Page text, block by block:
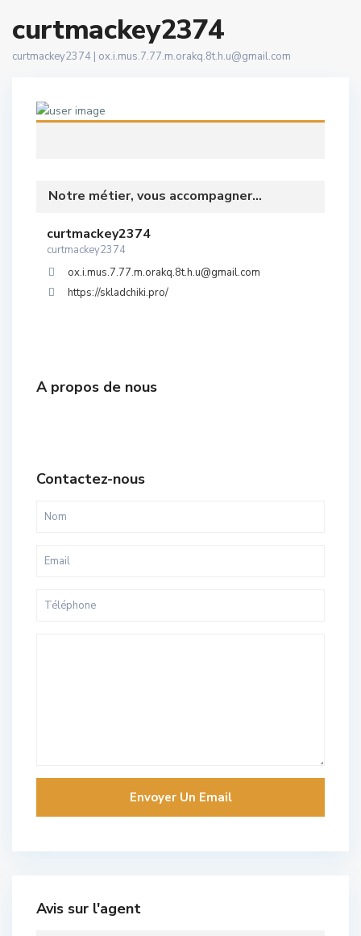
curtmackey2374
curtmackey2374 | ox.i.mus.7.77.m.orakq.8t.h.u@gmail.com
Notre métier, vous accompagner...
curtmackey2374
curtmackey2374
ox.i.mus.7.77.m.orakq.8t.h.u@gmail.com
https://skladchiki.pro/
A propos de nous
Contactez-nous
Avis sur l'agent